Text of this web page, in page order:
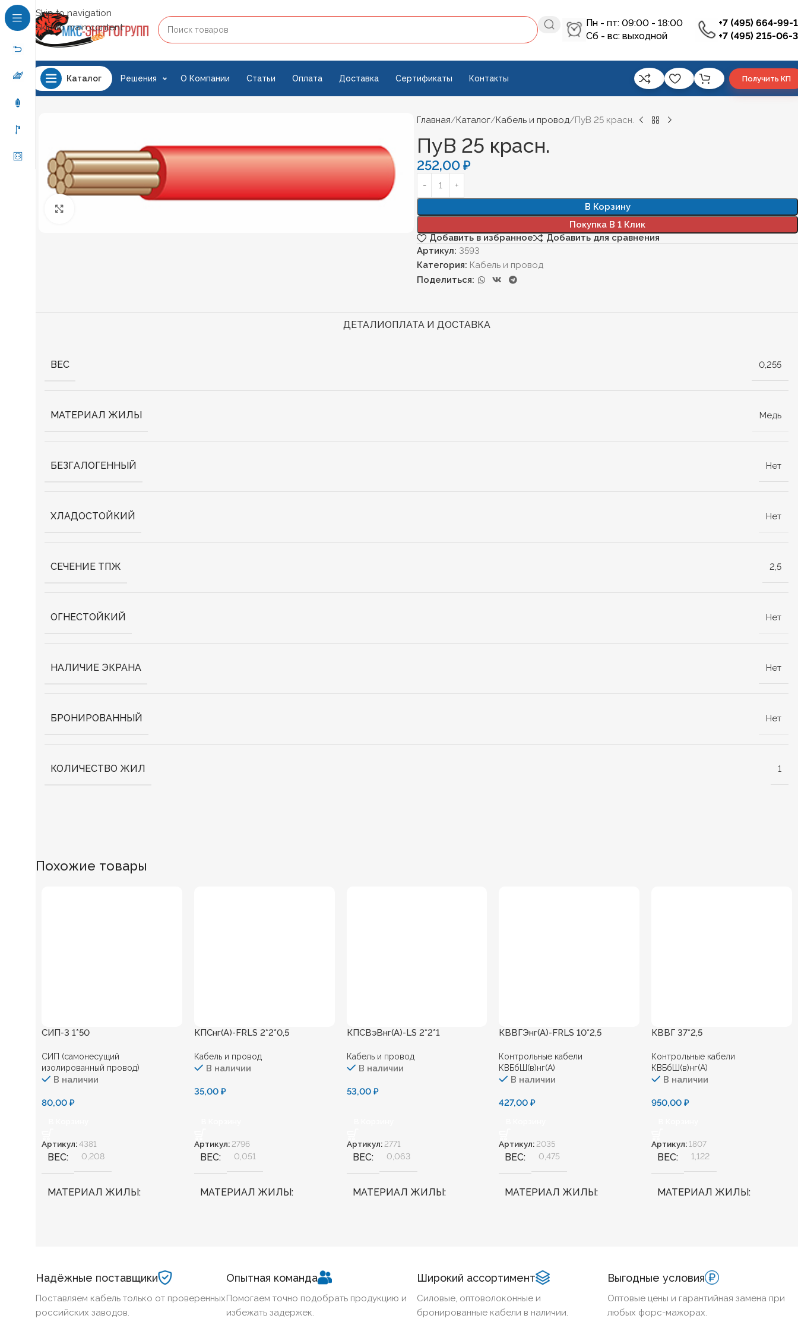
Skip to navigation
Skip to main content
Пн - пт: 09:00 - 18:00
Сб - вс: выходной
+7 (495) 664-99-
+7 (495) 215-06-
Каталог Решения О Компании Статьи Оплата Доставка Сертификаты Контакты Получить КП
Главная Каталог Кабель и провод ПуВ 25 красн.
ПуВ 25 красн.
252,00₽
В Корзину
Покупка В 1 Клик
Добавить в избранное
Добавить для сравнения
Артикул: 3593
Категория: Кабель и провод
Поделиться:
ДЕТАЛИОПЛАТА И ДОСТАВКА
ВЕС 0,255
МАТЕРИАЛ ЖИЛЫ Медь
БЕЗГАЛОГЕННЫЙ Нет
ХЛАДОСТОЙКИЙ Нет
СЕЧЕНИЕ ТПЖ 2,5
ОГНЕСТОЙКИЙ Нет
НАЛИЧИЕ ЭКРАНА Нет
БРОНИРОВАННЫЙ Нет
КОЛИЧЕСТВО ЖИЛ 1
Похожие товары
СИП-3 1*50
СИП (самонесущий
изолированный провод)
В наличии
80,00 ₽
Артикул:4381
ВЕС 0,208
МАТЕРИАЛ ЖИЛЫ
ХЛАДОСТОЙКИЙ
КПСнг(А)-FRLS 2*2*0,5
Кабель и провод
В наличии
35,00 ₽
Артикул: 2796
ВЕС 0,051
МАТЕРИАЛ ЖИЛЫ
ХЛАДОСТОЙКИЙ
КПСВэВнг(А)-LS 2*2*1
Кабель и провод
В наличии
53,00 ₽
Артикул: 2771
ВЕС 0,063
МАТЕРИАЛ ЖИЛЫ
ХЛАДОСТОЙКИЙ
КВВГЭнг(А)-FRLS 10*2,5
Контрольные кабели
КВБбШ(в)нг(А)
В наличии
427,00₽
Артикул: 2035
ВЕС 0,475
МАТЕРИАЛ ЖИЛЫ
КВВГ 37*2,5
Контрольные кабели
КВБбШ(в)нг(А)
В наличии
950,00₽
Артикул: 1807
ВЕС 1,122
МАТЕРИАЛ ЖИЛЫ
ХЛАДОСТОЙКИЙ
Надёжные поставщики
Поставляем кабель только от проверенных
российских заводов.
Опытная команда
Помогаем точно подобрать продукцию и
избежать задержек.
Широкий ассортимент
Силовые, оптоволоконные и
бронированные кабели в наличии.
Выгодные условия
Оптовые цены и гарантийная замена при
любых форс-мажорах.